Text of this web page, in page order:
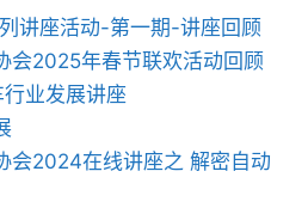
讲座活动-第一期-讲座回顾
会2025年春节联欢活动回顾
业发展讲座
会2024在线讲座之 解密自动